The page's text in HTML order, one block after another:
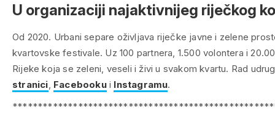
U organizaciji najaktivnijeg riječkog
Od 2020. Urbani separe oživljava riječke javne i zelene
kvartovske festivale. Uz 100 partnera, 1.500 volontera i
Rijeke koja se zeleni, veseli i živi u svakom kvartu. Rad
stranici Facebookui Instagramu.